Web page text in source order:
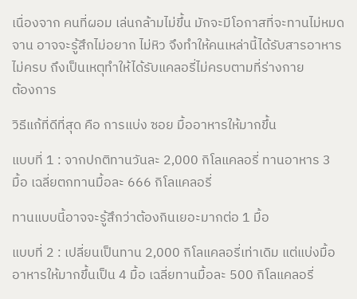
เนื่องจาก คนที่ผอม เล่นกล้ามไม่ขึ้น มักจะมีโอกาสที่จะทานไม่หมด
จาน อาจจะรู้สึกไม่อยาก ไม่หิว จึงทำให้คนเหล่านี้ได้รับสารอาหาร
ไม่ครบ ถึงเป็นเหตุทำให้ได้รับแคลอรี่ไม่ครบตามที่ร่างกาย
ต้องการ
วิธีแก้ที่ดีที่สุด คือ การแบ่ง ซอย มื้ออาหารให้มากขึ้น
แบบที่ 1 : จากปกติทานวันละ 2,000 กิโลแคลอรี่ ทานอาหาร 3
มื้อ เฉลี่ยตกทานมื้อละ 666 กิโลแคลอรี่
ทานแบบนี้อาจจะรู้สึกว่าต้องกินเยอะมากต่อ 1 มื้อ
แบบที่ 2 : เปลี่ยนเป็นทาน 2,000 กิโลแคลอรี่เท่าเดิม แต่แบ่งมื้อ
อาหารให้มากขึ้นเป็น 4 มื้อ เฉลี่ยทานมื้อละ 500 กิโลแคลอรี่